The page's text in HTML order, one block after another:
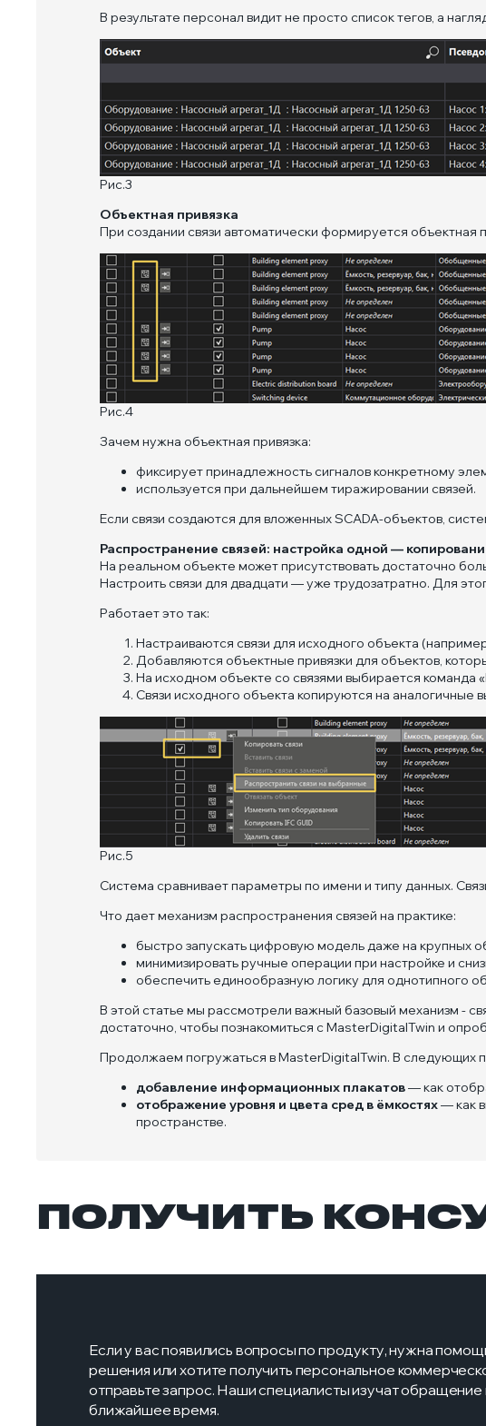
В результате персонал видит не просто список тегов, а
Рис.3
Объектная привязка
При создании связи автоматически формируется
Рис.4
Зачем нужна объектная привязка:
фиксирует принадлежность сигналов конкретному
используется при дальнейшем тиражировании связей.
Если связи создаются для вложенных SCADA-объектов,
Распространение связей: настройка одной —
На реальном объекте может присутствовать достаточно
Настроить связи для двадцати — уже трудозатратно. Для
Работает это так:
Настраиваются связи для исходного объекта
Добавляются объектные привязки для объектов,
На исходном объекте со связями выбирается команда
Связи исходного объекта копируются на аналогичные
Рис.5
Система сравнивает параметры по имени и типу данных.
Что дает механизм распространения связей на практике:
быстро запускать цифровую модель даже на крупных
минимизировать ручные операции при настройке и
обеспечить единообразную логику для однотипного
В этой статье мы рассмотрели важный базовый механизм -
достаточно, чтобы познакомиться с MasterDigitalTwin и
Продолжаем погружаться в MasterDigitalTwin. В следующих
добавление информационных плакатов— как
отображение уровня и цвета сред в ёмкостях— как
пространстве.
ПОЛУЧИТЬ
Если у вас появились вопросы по продукту, нужна
решения или хотите получить персональное
отправьте запрос. Наши специалисты изучат обращение
ближайшее время.